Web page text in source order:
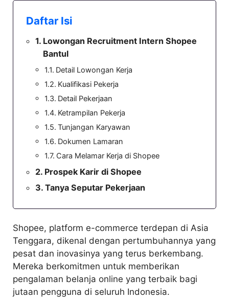
Daftar Isi
Lowongan Recruitment Intern Shopee
Bantul
Detail Lowongan Kerja
Kualifikasi Pekerja
Detail Pekerjaan
Ketrampilan Pekerja
Tunjangan Karyawan
Dokumen Lamaran
Cara Melamar Kerja di Shopee
Prospek Karir di Shopee
Tanya Seputar Pekerjaan
Shopee, platform e-commerce terdepan di Asia
Tenggara, dikenal dengan pertumbuhannya yang
pesat dan inovasinya yang terus berkembang.
Mereka berkomitmen untuk memberikan
pengalaman belanja online yang terbaik bagi
jutaan pengguna di seluruh Indonesia.